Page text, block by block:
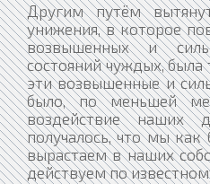
Другим путём
унижения, в которое
возвышенных и
состояний чуждых, была
эти возвышенные и
было, по меньшей
воздействие наших
получалось, что мы
вырастаем в наших
действуем по